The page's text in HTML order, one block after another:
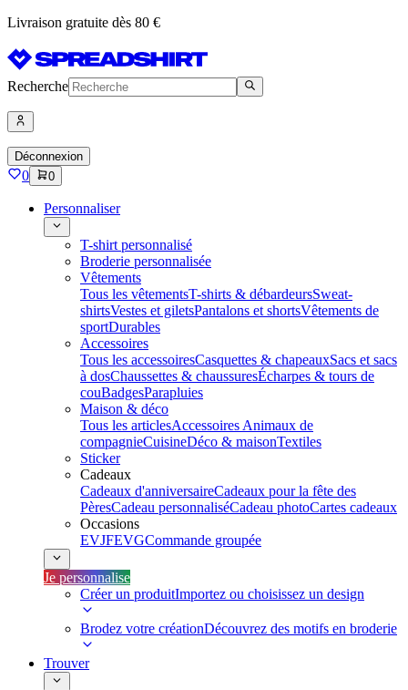
Livraison gratuite dès 80 €
Recherche
Déconnexion
0 0
Personnaliser
T-shirt personnalisé
Broderie personnalisée
Vêtements
Tous les vêtementsT-shirts & débardeursSweat-
shirtsVestes et giletsPantalons et shortsVêtements de
sportDurables
Accessoires
Tous les accessoiresCasquettes & chapeauxSacs et sacs
à dosChaussettes & chaussuresÉcharpes & tours de
couBadgesParapluies
Maison & déco
Tous les articlesAccessoires Animaux de
compagnieCuisineDéco & maisonTextiles
Sticker
Cadeaux
Cadeaux d'anniversaireCadeaux pour la fête des
PèresCadeau personnaliséCadeau photoCartes cadeaux
Occasions
EVJFEVGCommande groupée
Je personnalise
Créer un produitImportez ou choisissez un design
Brodez votre créationDécouvrez des motifs en broderie
Trouver